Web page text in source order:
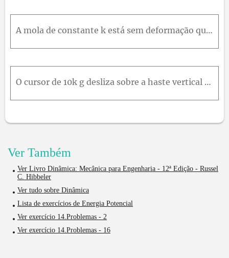
A mola de constante k está sem deformação quando o cursor de massa m passa a posição B . Se o cursor é liberado a partir do repouso na posição A , determine sua velocidade quando este passa pelos pont
O cursor de 10k g desliza sobre a haste vertical lisa e tem uma velocidade v 1 = 2m / s na posição A onde cada mola está esticada de 0,1m . Calcule a velocidade v 2 do cursor quando este passa o ponto
Ver Também
Ver Livro Dinâmica: Mecânica para Engenharia - 12ª Edição - Russel
C. Hibbeler
Ver tudo sobre Dinâmica
Lista de exercícios de Energia Potencial
Ver exercício 14.Problemas - 2
Ver exercício 14.Problemas - 16